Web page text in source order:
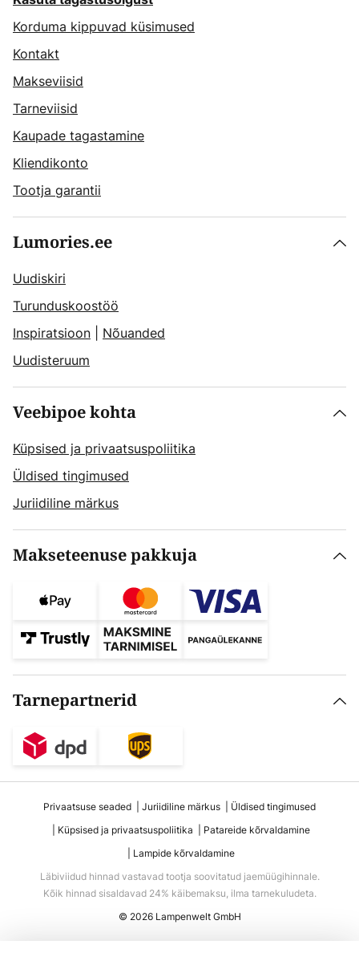
Korduma kippuvad küsimused
Kontakt
Makseviisid
Tarneviisid
Kaupade tagastamine
Kliendikonto
Tootja garantii
Lumories.ee
Uudiskiri
Turunduskoostöö
Inspiratsioon
Nõuanded
Uudisteruum
Veebipoe kohta
Küpsised ja privaatsuspoliitika
Üldised tingimused
Juriidiline märkus
Makseteenuse pakkuja
Tarnepartnerid
Privaatsuse seaded Juriidiline märkus
Üldised tingimused
Küpsised ja privaatsuspoliitika
Patareide kõrvaldamine
Lampide kõrvaldamine
Läbiviidud hinnad vastavad tootja soovitatud jaemüügihinnale.
Kõik hinnad sisaldavad 24% käibemaksu, ilma tarnekuludeta.
© 2026 Lampenwelt GmbH